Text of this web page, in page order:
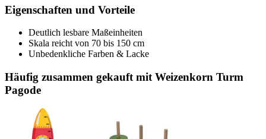
Eigenschaften und Vorteile
Deutlich lesbare Maßeinheiten
Skala reicht von 70 bis 150 cm
Unbedenkliche Farben & Lacke
Häufig zusammen gekauft mit Weizenkorn Turm
Pagode